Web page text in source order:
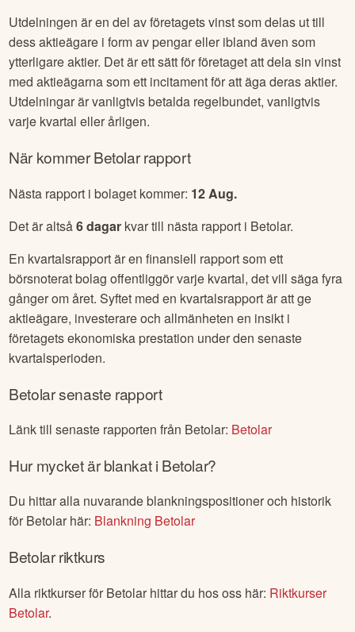
Utdelningen är en del av företagets vinst som delas ut till
dess aktieägare i form av pengar eller ibland även som
ytterligare aktier. Det är ett sätt för företaget att dela sin vinst
med aktieägarna som ett incitament för att äga deras aktier.
Utdelningar är vanligtvis betalda regelbundet, vanligtvis
varje kvartal eller årligen.
När kommerBetolarrapport
Nästa rapport i bolaget kommer: 12 Aug.
Det är altså6dagar kvar till nästa rapport i Betolar.
En kvartalsrapport är en finansiell rapport som ett
börsnoterat bolag offentliggör varje kvartal, det vill säga fyra
gånger om året. Syftet med en kvartalsrapport är att ge
aktieägare, investerare och allmänheten en insikt i
företagets ekonomiska prestation under den senaste
kvartalsperioden.
Betolarsenaste rapport
Länk till senaste rapporten från Betolar: Betolar
Hur mycket är blankat iBetolar?
Du hittar alla nuvarande blankningspositioner och historik
för Betolar här: Blankning Betolar
Betolarriktkurs
Alla riktkurser för Betolar hittar du hos oss här: Riktkurser
Betolar.